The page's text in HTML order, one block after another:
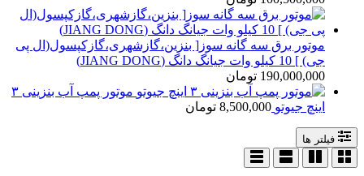
موتور برق سه گانه سوز[ بنزین،گازشهری،گازکپسول(ال پی
جی) ] 10 کیلو وات جیانگ دانگ (JIANG DONG)
190,000,000 تومان
موتور پمپ آب بنزینی ۳
اینچ جیوتو 8,500,000 تومان
فیلتر ها